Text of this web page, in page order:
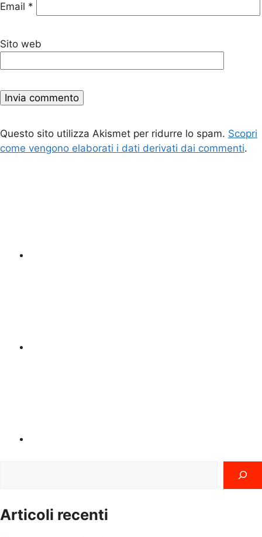
Email *
Sito web
Questo sito utilizza Akismet per ridurre lo spam. Scopri
come vengono elaborati i dati derivati dai commenti.
Articoli recenti